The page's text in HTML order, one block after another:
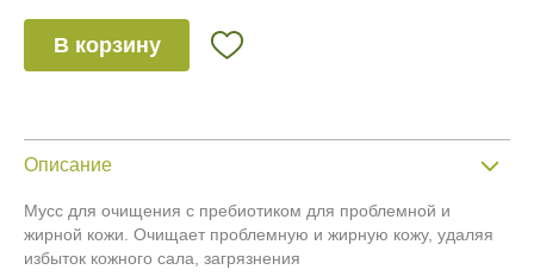
В корзину
Описание
Мусс для очищения с пребиотиком для проблемной и
жирной кожи. Очищает проблемную и жирную кожу, удаляя
избыток кожного сала, загрязнения